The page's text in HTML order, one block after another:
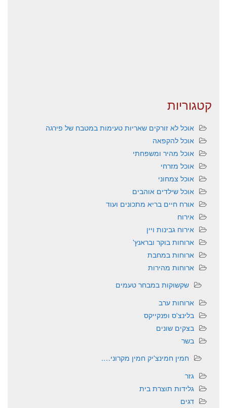
קטגוריות
אוכל לא זורקים שאריות טעימות במטבח של פירגה
אוכל להקפאה
אוכל מהיר ומשפחתי
אוכל מזרחי
אוכל צמחוני
אוכל שילדים אוהבים
אורח חיים בריא מתכונים ועוד
אירוח
אירוח גבינות ויין
ארוחות בוקר ובראנץ'
ארוחות במחבת
ארוחות מהירות
שקשוקות במבחר טעמים
ארוחות ערב
בלינצ'ס ופנקייקס
בצקים שונים
בשר
חמין חמינצ'יק חמין מקרוני….
גזר
גלידות תוצרת בית
דגים